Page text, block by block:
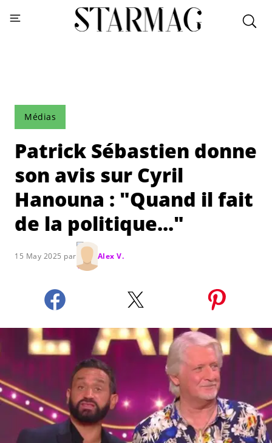
Médias
Patrick Sébastien donne
son avis sur Cyril
Hanouna : "Quand il fait
de la politique..."
15 May 2025 par Alex V.